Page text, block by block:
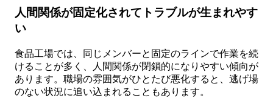
人間関係が固定化されてトラブルが生まれやす
い
食品工場では、同じメンバーと固定のラインで作業を続
けることが多く、人間関係が閉鎖的になりやすい傾向が
あります。職場の雰囲気がひとたび悪化すると、逃げ場
のない状況に追い込まれることもあります。